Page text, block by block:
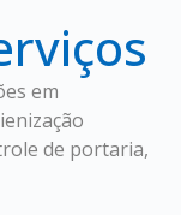
em
de portaria,